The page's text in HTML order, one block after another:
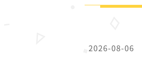
2026-08-06